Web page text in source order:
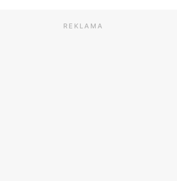
Carrefour
REKLAMA